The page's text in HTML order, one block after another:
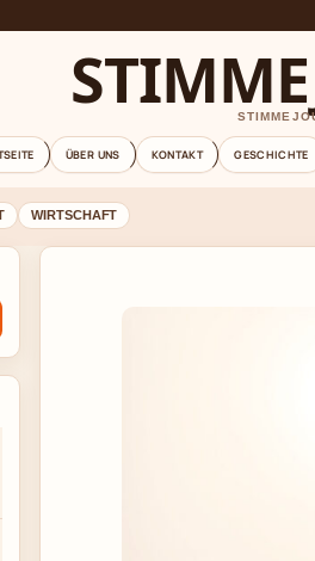
ÜBER UNS KONTAKT GESCHICHTE
WIRTSCHAFT